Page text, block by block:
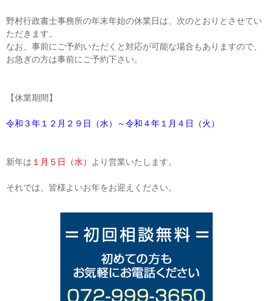
野村行政書士事務所の年末年始の休業日は、次のとおりとさせてい
ただきます。
なお、事前にご予約いただくと対応が可能な場合もありますので、
お急ぎの方は事前にご予約下さい。
【休業期間】
令和３年１２月２９日（水）～令和４年１月４日（火）
新年は １月５日（水） より営業いたします。
それでは、皆様よいお年をお迎えください。